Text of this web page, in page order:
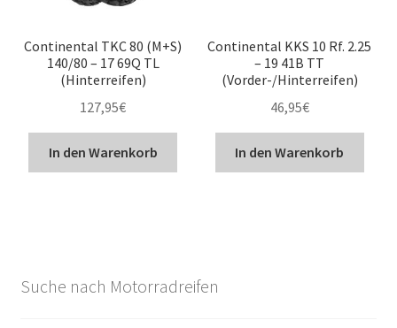
Continental TKC 80 (M+S)
140/80 – 17 69Q TL
(Hinterreifen)
127,95€
In den Warenkorb
Continental KKS 10 Rf. 2.25
– 19 41B TT
(Vorder-/Hinterreifen)
46,95€
In den Warenkorb
Suche nach Motorradreifen